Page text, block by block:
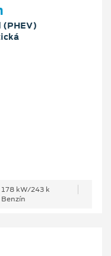
(PHEV)
178 kW/243 k
Benzín